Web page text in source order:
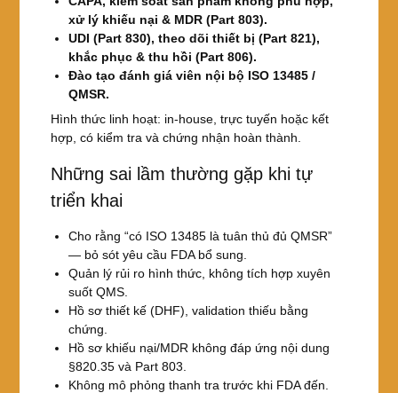
xử lý khiếu nại & MDR (Part 803).
UDI (Part 830), theo dõi thiết bị (Part 821),
khắc phục & thu hồi (Part 806).
Đào tạo đánh giá viên nội bộ ISO 13485 /
QMSR.
Hình thức linh hoạt: in-house, trực tuyến hoặc kết
hợp, có kiểm tra và chứng nhận hoàn thành.
Những sai lầm thường gặp khi tự
triển khai
Cho rằng “có ISO 13485 là tuân thủ đủ QMSR”
— bỏ sót yêu cầu FDA bổ sung.
Quản lý rủi ro hình thức, không tích hợp xuyên
suốt QMS.
Hồ sơ thiết kế (DHF), validation thiếu bằng
chứng.
Hồ sơ khiếu nại/MDR không đáp ứng nội dung
§820.35 và Part 803.
Không mô phỏng thanh tra trước khi FDA đến.